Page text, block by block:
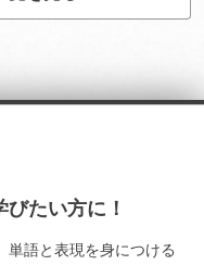
たい方に！
単語と表現を身につける